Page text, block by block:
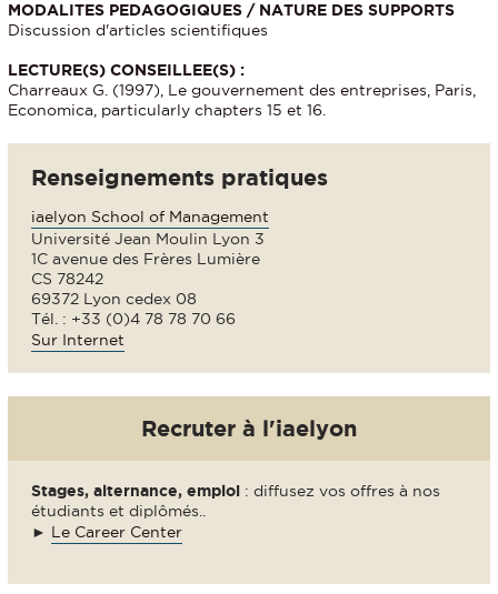
MODALITES PEDAGOGIQUES / NATURE DES SUPPORTS
Discussion d'articles scientifiques
LECTURE(S) CONSEILLEE(S) :
Charreaux G. (1997), Le gouvernement des entreprises, Paris,
Economica, particularly chapters 15 et 16.
Renseignements pratiques
iaelyon School of Management
Université Jean Moulin Lyon 3
1C avenue des Frères Lumière
CS 78242
69372 Lyon cedex 08
Tél. : +33 (0)4 78 78 70 66
Sur Internet
Recruter à l'iaelyon
Stages, alternance, emploi : diffusez vos offres à nos
étudiants et diplômés..
► Le Career Center